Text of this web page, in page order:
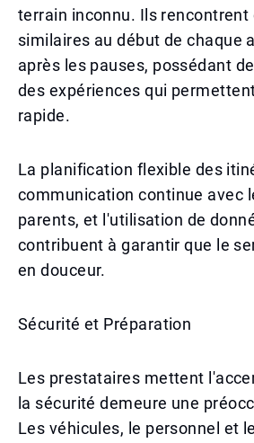
terrain inconnu. Ils
similaires au début de chaque
après les pauses, possédant
des expériences qui
rapide.
La planification flexible des
communication continue avec
parents, et l'utilisation de
contribuent à garantir que le
en douceur.
Sécurité et Préparation
Les prestataires mettent
la sécurité demeure une
Les véhicules, le personnel et